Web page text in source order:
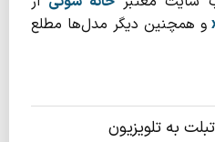
و همچنین دیگر مدل‌ها مطلع
به تلویزیون